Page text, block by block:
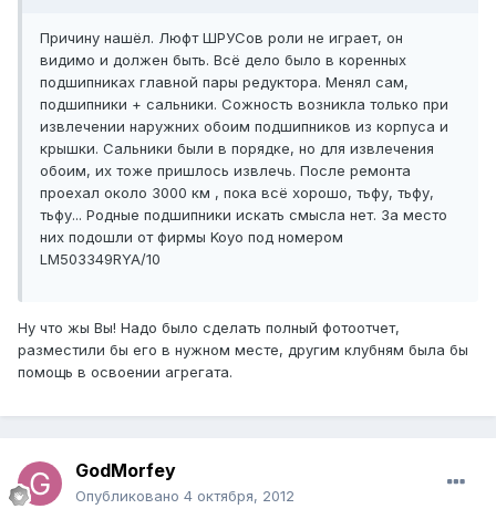
Причину нашёл. Люфт ШРУСов роли не играет, он
видимо и должен быть. Всё дело было в коренных
подшипниках главной пары редуктора. Менял сам,
подшипники + сальники. Сожность возникла только при
извлечении наружних обоим подшипников из корпуса и
крышки. Сальники были в порядке, но для извлечения
обоим, их тоже пришлось извлечь. После ремонта
проехал около 3000 км , пока всё хорошо, тьфу, тьфу,
тьфу... Родные подшипники искать смысла нет. За место
них подошли от фирмы Koyo под номером
LM503349RYA/10
Ну что жы Вы! Надо было сделать полный фотоотчет,
разместили бы его в нужном месте, другим клубням была бы
помощь в освоении агрегата.
GodMorfey
Опубликовано 4 октября, 2012